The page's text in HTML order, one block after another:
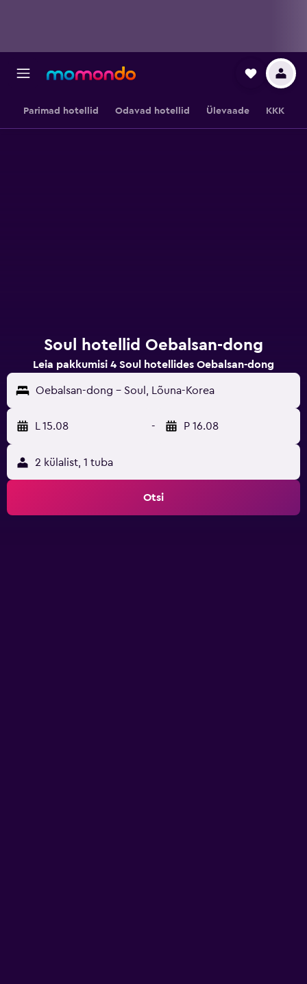
Parimad hotellid Odavad hotellid Ülevaade KKK
Soul hotellid Oebalsan-dong
Leia pakkumisi 4 Soul hotellides Oebalsan-dong
Oebalsan-dong - Soul, Lõuna-Korea
L 15.08 - P 16.08
2 külalist, 1 tuba
Otsi